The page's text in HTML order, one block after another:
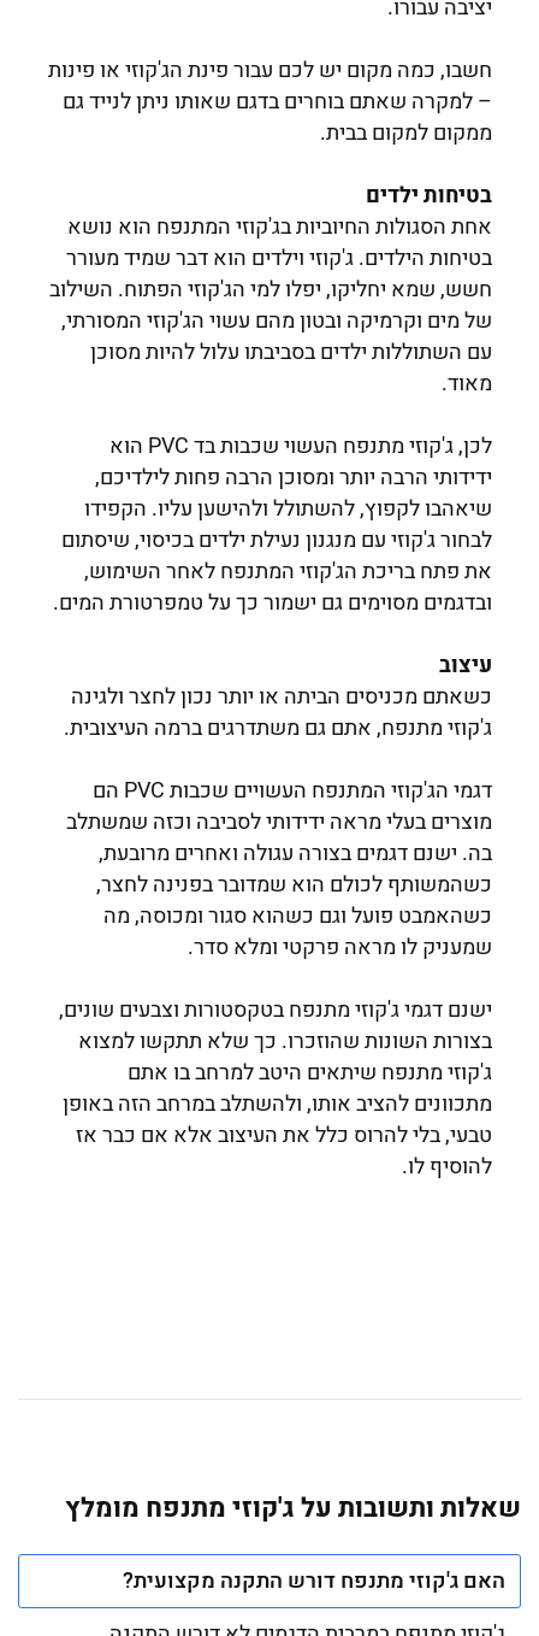
יציבה עבורו.
חשבו, כמה מקום יש לכם עבור פינת הג'קוזי או פינות
– למקרה שאתם בוחרים בדגם שאותו ניתן לנייד גם
ממקום למקום בבית.
בטיחות ילדים
אחת הסגולות החיוביות בג'קוזי המתנפח הוא נושא
בטיחות הילדים. ג'קוזי וילדים הוא דבר שמיד מעורר
חשש, שמא יחליקו, יפלו למי הג'קוזי הפתוח. השילוב
של מים וקרמיקה ובטון מהם עשוי הג'קוזי המסורתי,
עם השתוללות ילדים בסביבתו עלול להיות מסוכן
מאוד.
לכן, ג'קוזי מתנפח העשוי שכבות בד PVC הוא
ידידותי הרבה יותר ומסוכן הרבה פחות לילדיכם,
שיאהבו לקפוץ, להשתולל ולהישען עליו. הקפידו
לבחור ג'קוזי עם מנגנון נעילת ילדים בכיסוי, שיסתום
את פתח בריכת הג'קוזי המתנפח לאחר השימוש,
ובדגמים מסוימים גם ישמור כך על טמפרטורת המים.
עיצוב
כשאתם מכניסים הביתה או יותר נכון לחצר ולגינה
ג'קוזי מתנפח, אתם גם משתדרגים ברמה העיצובית.
דגמי הג'קוזי המתנפח העשויים שכבות PVC הם
מוצרים בעלי מראה ידידותי לסביבה וכזה שמשתלב
בה. ישנם דגמים בצורה עגולה ואחרים מרובעת,
כשהמשותף לכולם הוא שמדובר בפנינה לחצר,
כשהאמבט פועל וגם כשהוא סגור ומכוסה, מה
שמעניק לו מראה פרקטי ומלא סדר.
ישנם דגמי ג'קוזי מתנפח בטקסטורות וצבעים שונים,
בצורות השונות שהוזכרו. כך שלא תתקשו למצוא
ג'קוזי מתנפח שיתאים היטב למרחב בו אתם
מתכוונים להציב אותו, ולהשתלב במרחב הזה באופן
טבעי, בלי להרוס כלל את העיצוב אלא אם כבר אז
להוסיף לו.
שאלות ותשובות על ג'קוזי מתנפח מומלץ
האם ג'קוזי מתנפח דורש התקנה מקצועית?